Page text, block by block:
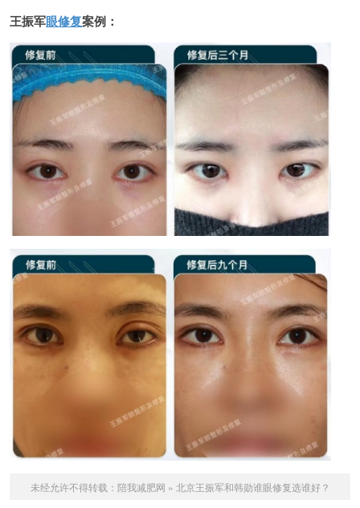
王振军眼修复案例：
未经允许不得转载： 陪我减肥网 » 北京王振军和韩勋谁眼修复选谁好？